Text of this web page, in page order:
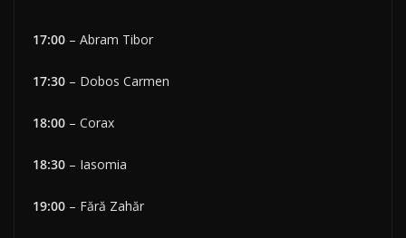
17:00 – Abram Tibor
17:30 – Dobos Carmen
18:00 – Corax
18:30 – Iasomia
19:00 – Fără Zahăr